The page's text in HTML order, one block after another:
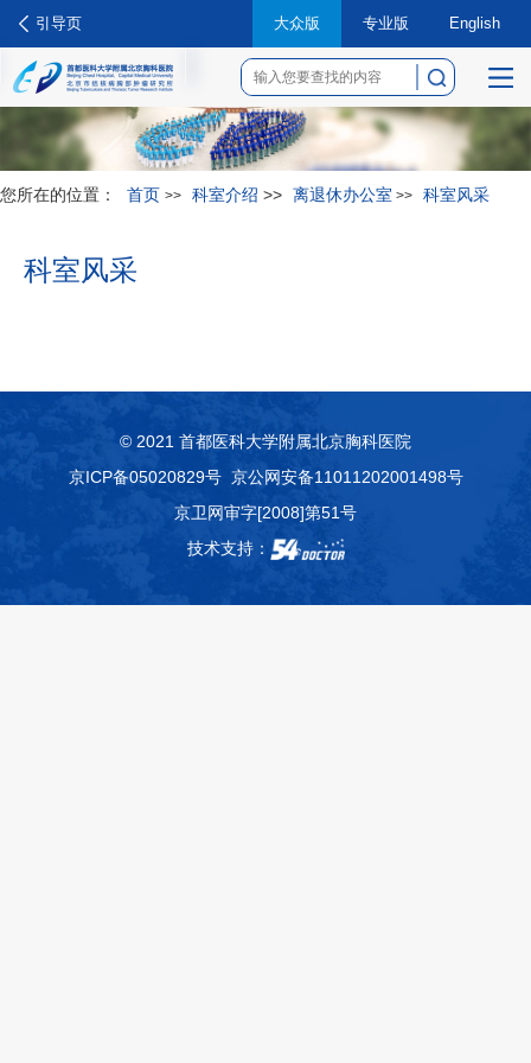
引导页 大众版 专业版 English
菜
您所在的位置： 首页 >> 科室介绍 >> 离退休办公室 >> 科室风采
科室风采
© 2021 首都医科大学附属北京胸科医院
京ICP备05020829号京公网安备11011202001498号
京卫网审字[2008]第51号
技术支持：